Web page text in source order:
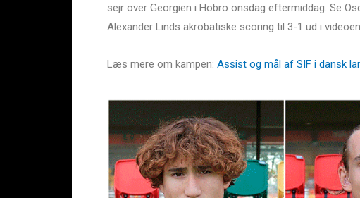
sejr over Georgien i Hobro onsdag eftermiddag. Se
Alexander Linds akrobatiske scoring til 3-1 ud i
Læs mere om kampen: Assist og mål af SIF i dansk